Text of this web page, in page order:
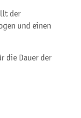
der
und einen
die Dauer der